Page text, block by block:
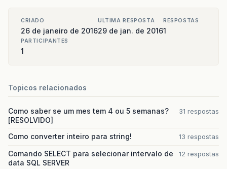
CRIADO
26 de janeiro de 2016
ULTIMA RESPOSTA
29 de jan. de 2016
RESPOSTAS
1
PARTICIPANTES
1
Topicos relacionados
Como saber se um mes tem 4 ou 5 semanas?
[RESOLVIDO]
31 respostas
Como converter inteiro para string! 13 respostas
Comando SELECT para selecionar intervalo de
data SQL SERVER
12 respostas